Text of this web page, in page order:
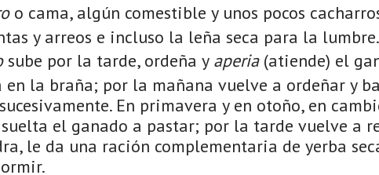
o cama, algún comestible y unos pocos
y arreos e incluso la leña seca para la
sube por la tarde, ordeña y aperia(atiende) el
en la braña; por la mañana vuelve a ordeñar y
En primavera y en otoño, en
el ganado a pastar; por la tarde vuelve a
le da una ración complementaria de yerba